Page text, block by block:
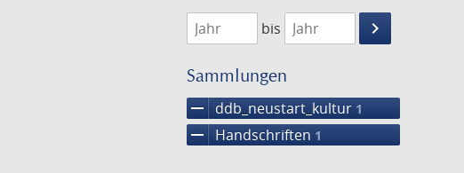
1474
1475
bis
keyboard_arrow_right
Suche
Sammlungen
remove ddb_neustart_kultur 1
remove Handschriften 1